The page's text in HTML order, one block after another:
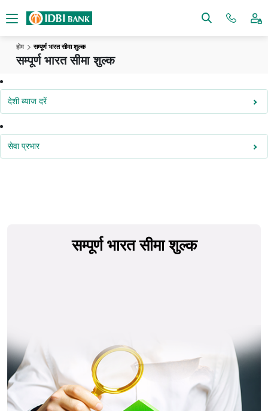
होम सम्पूर्ण भारत सीमा शुल्क
सम्पूर्ण भारत सीमा शुल्क
देशी ब्याज दरें
सेवा प्रभार
सम्पूर्ण भारत सीमा शुल्क